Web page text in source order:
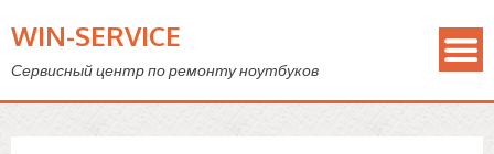
WIN-SERVICE
Сервисный центр по ремонту ноутбуков